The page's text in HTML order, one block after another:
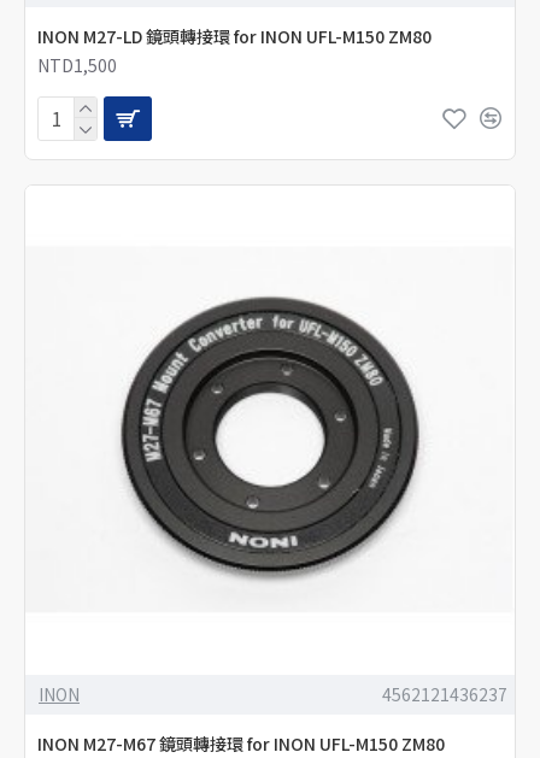
INON M27-LD 鏡頭轉接環 for INON UFL-M150 ZM80
NTD1,500
INON 4562121436237
INON M27-M67 鏡頭轉接環 for INON UFL-M150 ZM80